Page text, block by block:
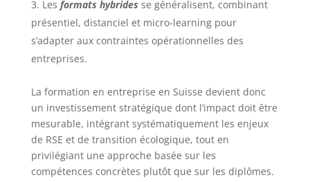
Les formats hybrides se généralisent, combinant
présentiel, distanciel et micro-learning pour
s’adapter aux contraintes opérationnelles des
entreprises.
La formation en entreprise en Suisse devient donc
un investissement stratégique dont l’impact doit être
mesurable, intégrant systématiquement les enjeux
de RSE et de transition écologique, tout en
privilégiant une approche basée sur les
compétences concrètes plutôt que sur les diplômes.